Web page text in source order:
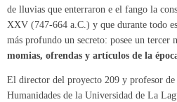
de lluvias que enterraron e el fango la
XXV (747-664 a.C.) y que durante todo
más profundo un secreto: posee un tercer
momias, ofrendas y artículos de la
El director del proyecto 209 y profesor
Humanidades de la Universidad de La